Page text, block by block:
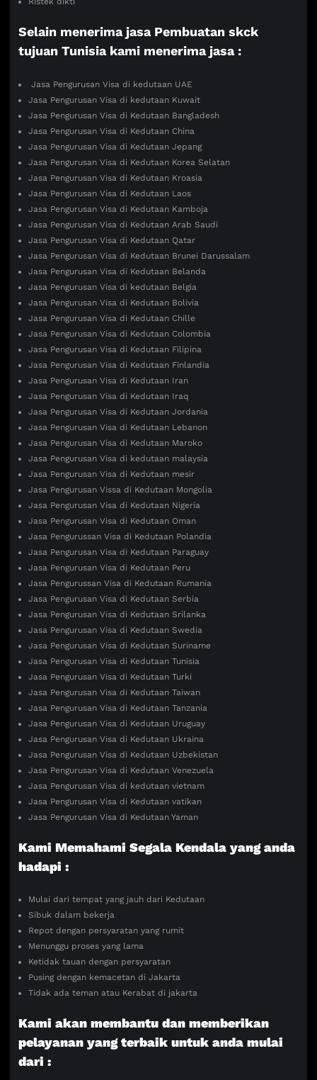
Selain menerima jasa Pembuatan skck
tujuan Tunisia kami menerima jasa :
Jasa Pengurusan Visa di kedutaan UAE
Jasa Pengurusan Visa di kedutaan Kuwait
Jasa Pengurusan Visa di Kedutaan Bangladesh
Jasa Pengurusan Visa di Kedutaan China
Jasa Pengurusan Visa di Kedutaan Jepang
Jasa Pengurusan Visa di Kedutaan Korea Selatan
Jasa Pengurusan Visa di Kedutaan Kroasia
Jasa Pengurusan Visa di Kedutaan Laos
Jasa Pengurusan Visa di Kedutaan Kamboja
Jasa Pengurusan Visa di Kedutaan Arab Saudi
Jasa Pengurusan Visa di Kedutaan Qatar
Jasa Pengurusan Visa di Kedutaan Brunei Darussalam
Jasa Pengurusan Visa di Kedutaan Belanda
Jasa Pengurusan Visa di kedutaan Belgia
Jasa Pengurusan Visa di Kedutaan Bolivia
Jasa Pengurusan Visa di Kedutaan Chille
Jasa Pengurusan Visa di Kedutaan Colombia
Jasa Pengurusan Visa di Kedutaan Filipina
Jasa Pengurusan Visa di Kedutaan Finlandia
Jasa Pengurusan Visa di Kedutaan Iran
Jasa Pengurusan Visa di Kedutaan Iraq
Jasa Pengurusan Visa di Kedutaan Jordania
Jasa Pengurusan Visa di Kedutaan Lebanon
Jasa Pengurusan Visa di Kedutaan Maroko
Jasa Pengurusan Visa di kedutaan malaysia
Jasa Pengurusan Visa di Kedutaan mesir
Jasa Pengurusan Vissa di Kedutaan Mongolia
Jasa Pengurusan Visa di Kedutaan Nigeria
Jasa Pengurusan Visa di Kedutaan Oman
Jasa Pengurussan Visa di Kedutaan Polandia
Jasa Pengurusan Visa di Kedutaan Paraguay
Jasa Pengurusan Visa di Kedutaan Peru
Jasa Pengurussan Visa di Kedutaan Rumania
Jasa Pengurusan Visa di Kedutaan Serbia
Jasa Pengurusan Visa di Kedutaan Srilanka
Jasa Pengurusan Visa di Kedutaan Swedia
Jasa Pengurusan Visa di Kedutaan Suriname
Jasa Pengurusan Visa di Kedutaan Tunisia
Jasa Pengurusan Visa di Kedutaan Turki
Jasa Pengurusan Visa di Kedutaan Taiwan
Jasa Pengurusan Visa di Kedutaan Tanzania
Jasa Pengurusan Visa di Kedutaan Uruguay
Jasa Pengurusan Visa di Kedutaan Ukraina
Jasa Pengurusan Visa di Kedutaan Uzbekistan
Jasa Pengurusan Visa di Kedutaan Venezuela
Jasa Pengurusan Visa di kedutaan vietnam
Jasa Pengurusan Visa di Kedutaan vatikan
Jasa Pengurusan Visa di Kedutaan Yaman
Kami Memahami Segala Kendala yang anda
hadapi :
Mulai dari tempat yang jauh dari Kedutaan
Sibuk dalam bekerja
Repot dengan persyaratan yang rumit
Menunggu proses yang lama
Ketidak tauan dengan persyaratan
Pusing dengan kemacetan di Jakarta
Tidak ada teman atau Kerabat di jakarta
Kami akan membantu dan memberikan
pelayanan yang terbaik untuk anda mulai
dari :